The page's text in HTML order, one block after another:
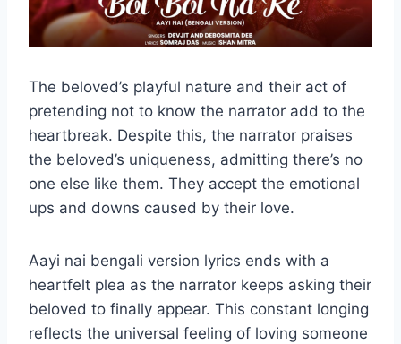
The beloved’s playful nature and their act of
pretending not to know the narrator add to the
heartbreak. Despite this, the narrator praises
the beloved’s uniqueness, admitting there’s no
one else like them. They accept the emotional
ups and downs caused by their love.
Aayi nai bengali version lyrics ends with a
heartfelt plea as the narrator keeps asking their
beloved to finally appear. This constant longing
reflects the universal feeling of loving someone